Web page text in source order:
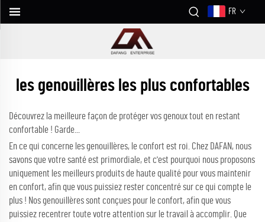
FR
les genouillères les plus confortables
Découvrez la meilleure façon de protéger vos genoux tout en restant
confortable ! Garde...
En ce qui concerne les genouillères, le confort est roi. Chez DAFAN, nous
savons que votre santé est primordiale, et c'est pourquoi nous proposons
uniquement les meilleurs produits de haute qualité pour vous maintenir
en confort, afin que vous puissiez rester concentré sur ce qui compte le
plus ! Nos genouillères sont conçues pour le confort, afin que vous
puissiez recentrer toute votre attention sur le travail à accomplir. Que